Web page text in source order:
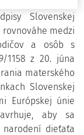
Slovenskej
medzi
a osôb s
1158 z 20. júna
materského
Slovenskej
Európskej únie
aby sa
dieťaťa